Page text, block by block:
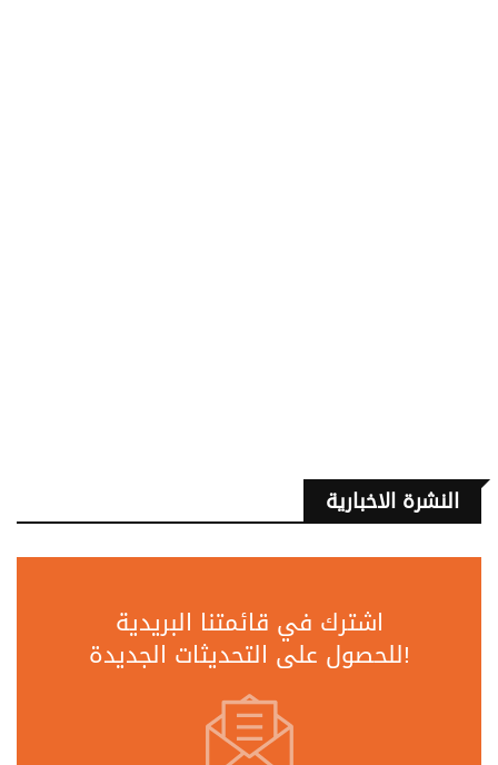
النشرة الاخبارية
اشترك في قائمتنا البريدية
للحصول على التحديثات الجديدة!